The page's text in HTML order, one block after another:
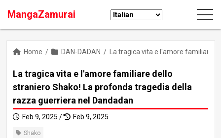
MangaZamurai
Home / DAN-DADAN / La tragica vita e l'amore familiare
La tragica vita e l'amore familiare dello
straniero Shako! La profonda tragedia della
razza guerriera nel Dandadan
Feb 9, 2025 / Feb 9, 2025
Shako